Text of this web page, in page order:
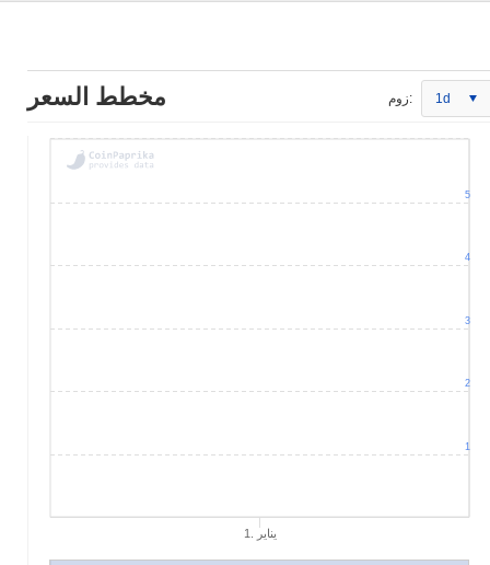
مخطط السعر زوم: 1d
1. يناير
1
2
3
4
5